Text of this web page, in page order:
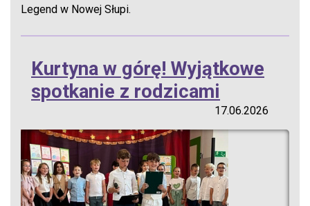
Legend w Nowej Słupi.
Kurtyna w górę! Wyjątkowe
spotkanie z rodzicami
17.06.2026